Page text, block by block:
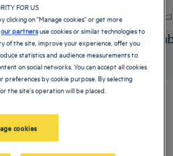
mer
FOR US
clicking on "Manage cookies" or get more
our partnersuse cookies or similar technologies to
of the site, improve your experience, offer you
statistics and audience measurements to
on social networks. You can accept all cookies
preferences by cookie purpose. By selecting
the site's operation will be placed.
cookies